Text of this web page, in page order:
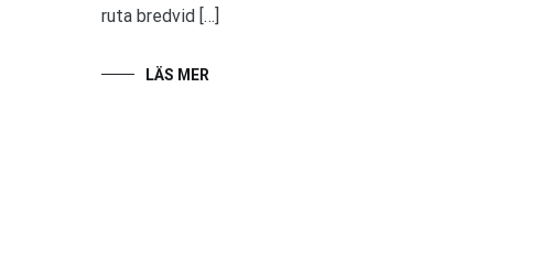
ruta bredvid […]
LÄS MER